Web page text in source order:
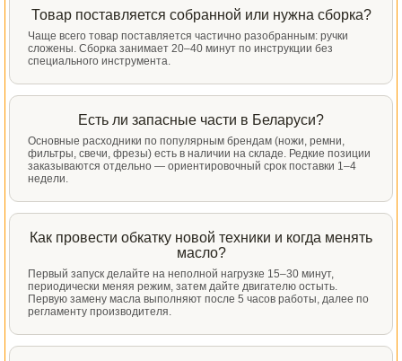
Товар поставляется собранной или нужна сборка?
Чаще всего товар поставляется частично разобранным: ручки
сложены. Сборка занимает 20–40 минут по инструкции без
специального инструмента.
Есть ли запасные части в Беларуси?
Основные расходники по популярным брендам (ножи, ремни,
фильтры, свечи, фрезы) есть в наличии на складе. Редкие позиции
заказываются отдельно — ориентировочный срок поставки 1–4
недели.
Как провести обкатку новой техники и когда менять
масло?
Первый запуск делайте на неполной нагрузке 15–30 минут,
периодически меняя режим, затем дайте двигателю остыть.
Первую замену масла выполняют после 5 часов работы, далее по
регламенту производителя.